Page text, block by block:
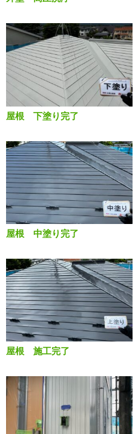
屋根 下塗り完了
屋根 中塗り完了
屋根 施工完了